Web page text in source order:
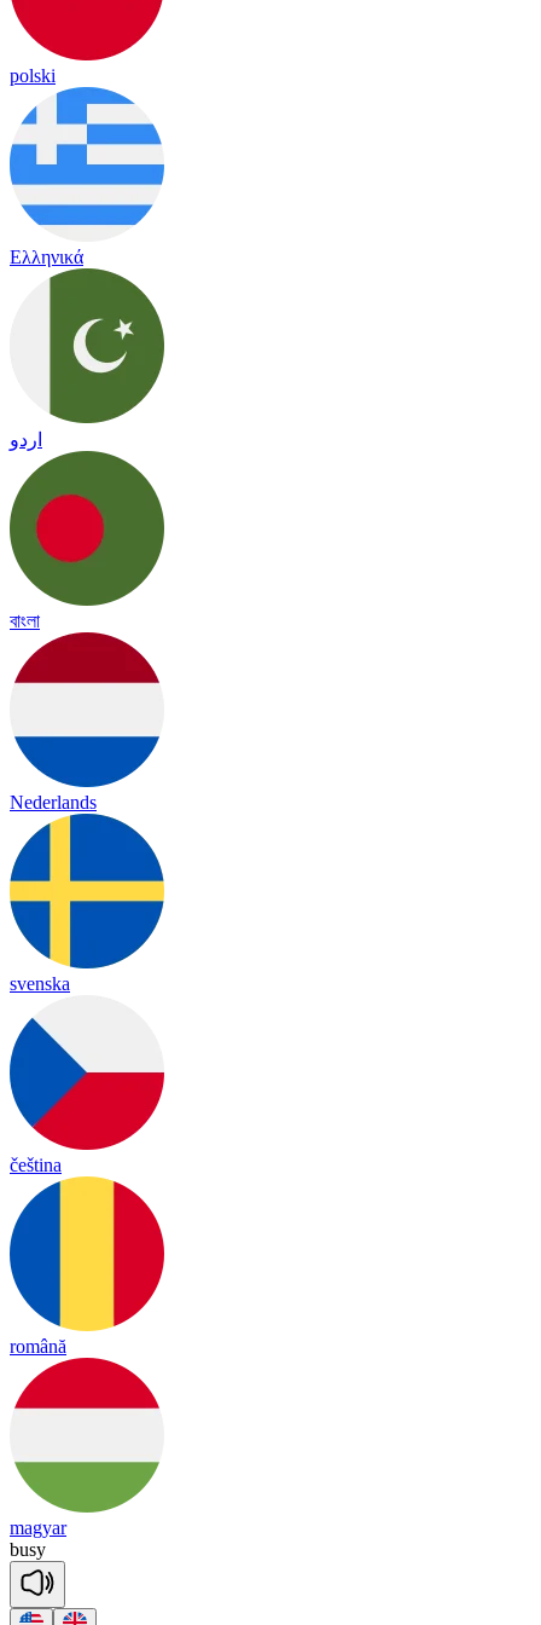
polski
Ελληνικά
اردو
বাংলা
Nederlands
svenska
čeština
română
magyar
busy